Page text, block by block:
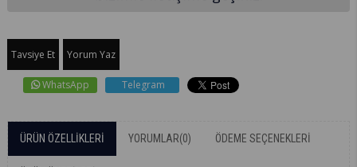
Tavsiye Et Yorum Yaz
WhatsApp Telegram
ÜRÜN ÖZELLIKLERI YORUMLAR(0) ÖDEME SEÇENEKLERI